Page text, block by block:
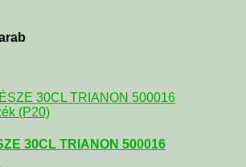
(P20)
30CL TRIANON 500016